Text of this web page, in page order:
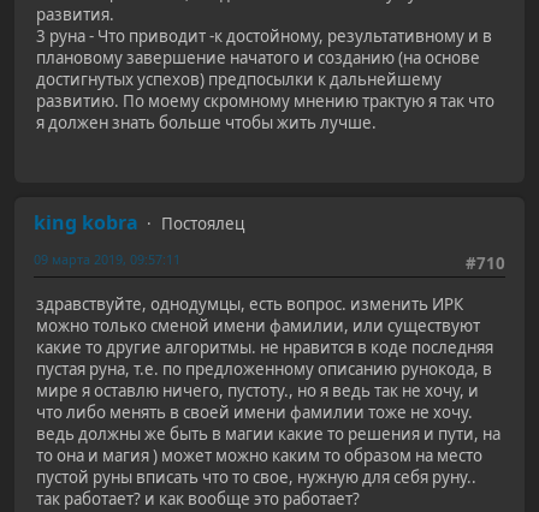
развития.
3 руна - Что приводит -к достойному, результативному и в
плановому завершение начатого и созданию (на основе
достигнутых успехов) предпосылки к дальнейшему
развитию. По моему скромному мнению трактую я так что
я должен знать больше чтобы жить лучше.
king kobra
Постоялец
#710
09 марта 2019, 09:57:11
здравствуйте, однодумцы, есть вопрос. изменить ИРК
можно только сменой имени фамилии, или существуют
какие то другие алгоритмы. не нравится в коде последняя
пустая руна, т.е. по предложенному описанию рунокода, в
мире я оставлю ничего, пустоту., но я ведь так не хочу, и
что либо менять в своей имени фамилии тоже не хочу.
ведь должны же быть в магии какие то решения и пути, на
то она и магия ) может можно каким то образом на место
пустой руны вписать что то свое, нужную для себя руну..
так работает? и как вообще это работает?